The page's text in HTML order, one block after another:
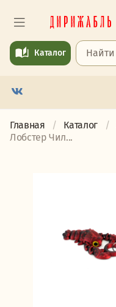
Каталог
Главная Каталог
Лобстер Чил...